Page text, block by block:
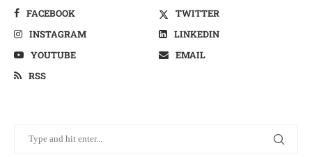
FACEBOOK
TWITTER
INSTAGRAM
LINKEDIN
YOUTUBE
EMAIL
RSS